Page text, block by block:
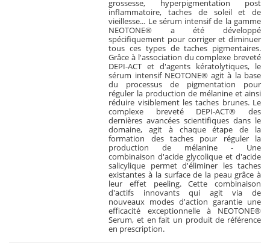
grossesse, hyperpigmentation post
inflammatoire, taches de soleil et de
vieillesse... Le sérum intensif de la gamme
NEOTONE® a été développé
spécifiquement pour corriger et diminuer
tous ces types de taches pigmentaires.
Grâce à l'association du complexe breveté
DEPI-ACT et d'agents kératolytiques, le
sérum intensif NEOTONE® agit à la base
du processus de pigmentation pour
réguler la production de mélanine et ainsi
réduire visiblement les taches brunes. Le
complexe breveté DEPI-ACT® des
dernières avancées scientifiques dans le
domaine, agit à chaque étape de la
formation des taches pour réguler la
production de mélanine - Une
combinaison d'acide glycolique et d'acide
salicylique permet d'éliminer les taches
existantes à la surface de la peau grâce à
leur effet peeling. Cette combinaison
d'actifs innovants qui agit via de
nouveaux modes d'action garantie une
efficacité exceptionnelle à NEOTONE®
Serum, et en fait un produit de référence
en prescription.